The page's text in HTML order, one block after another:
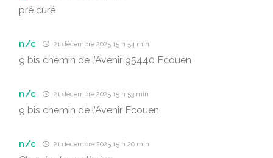
pré curé
n/c 21 décembre 2025 15 h 54 min
9 bis chemin de l’Avenir 95440 Ecouen
n/c 21 décembre 2025 15 h 53 min
9 bis chemin de l’Avenir Ecouen
n/c 21 décembre 2025 15 h 20 min